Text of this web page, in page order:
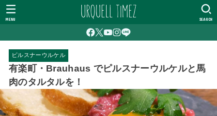
SEARCH
MENU
ピルスナーウルケル
有楽町・Brauhaus でピルスナーウルケルと馬
肉のタルタルを！